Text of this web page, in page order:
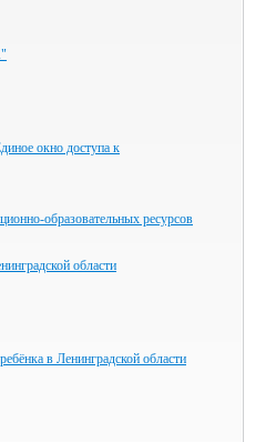
окно доступа к
образовательных ресурсов
области
в Ленинградской области